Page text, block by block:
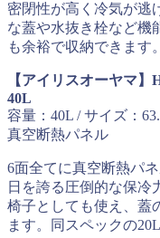
密閉性が高く冷気が逃
な蓋や水抜き栓など機
も余裕で収納できます。
【アイリスオーヤマ
40L
容量：40L / サイズ：
真空断熱パネル
6面全てに真空断熱パ
日を誇る圧倒的な保冷
椅子としても使え、蓋
ます。同スペックの